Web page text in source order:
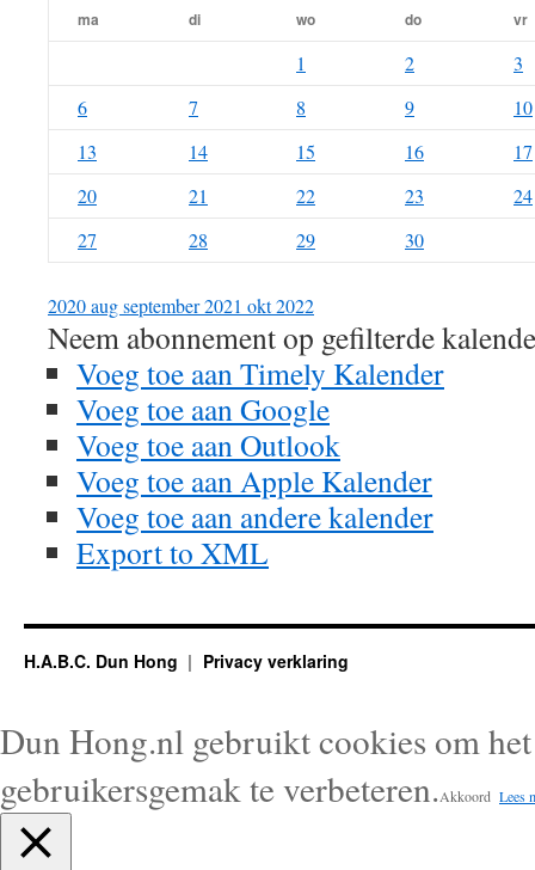
ma di wo do vr
1 2
3
6
7 8 9
10
13
14 15 16
17
20
21 22 23
24
27
28 29 30
2020augseptember 2021 okt2022
Neem abonnement op gefilterde
Voeg toe aan Timely Kalender
Voeg toe aan Google
Voeg toe aan Outlook
Voeg toe aan Apple Kalender
Voeg toe aan andere kalender
Export to XML
H.A.B.C. Dun Hong Privacy verklaring
Dun Hong.nl gebruikt cookies om
gebruikersgemak te verbeteren.Akkoord Lees